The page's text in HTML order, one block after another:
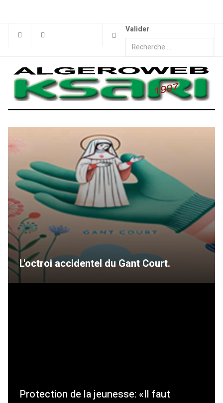
Valider
L'octroi accidentel du Gant Court.
Protection de la jeunesse: «Il faut